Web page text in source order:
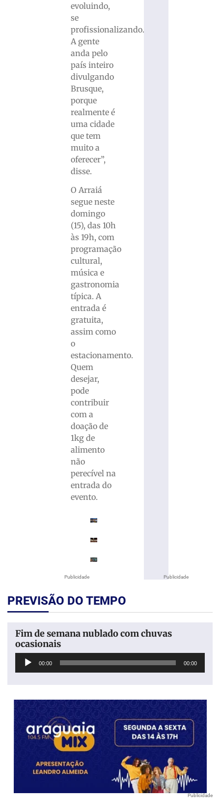
Publicidade
evoluindo,
se
profissionalizando.
A gente
anda pelo
país inteiro
divulgando
Brusque,
porque
realmente é
uma cidade
que tem
muito a
oferecer”,
disse.
O Arraiá
segue neste
domingo
(15), das 10h
às 19h, com
programação
cultural,
música e
gastronomia
típica. A
entrada é
gratuita,
assim como
o
estacionamento.
Quem
desejar,
pode
contribuir
com a
doação de
1kg de
alimento
não
perecível na
entrada do
evento.
Publicidade
PREVISÃO DO TEMPO
Fim de semana nublado com chuvas
ocasionais
Tocador
00:00 00:00
Publicidade